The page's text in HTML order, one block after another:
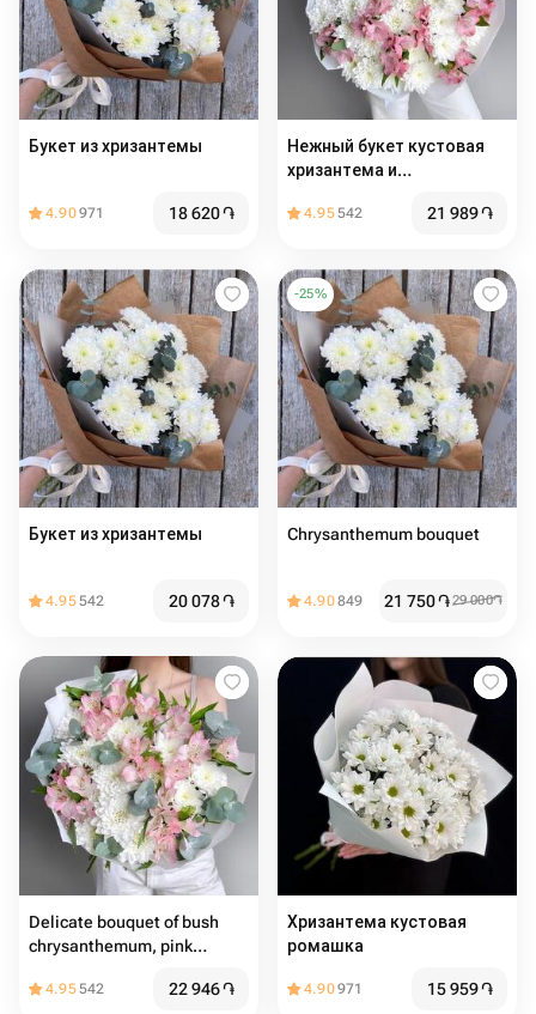
Букет из хризантемы
4.90971 18 620֏
Нежный букет кустовая
хризантема и
4.95542 21 989֏
Букет из хризантемы
4.95542 20 078֏
-25%
Chrysanthemum bouquet
4.90849 21 750֏29 000֏
Delicate bouquet of bush
chrysanthemum, pink
4.95542 22 946֏
Хризантема кустовая
ромашка
4.90971 15 959֏